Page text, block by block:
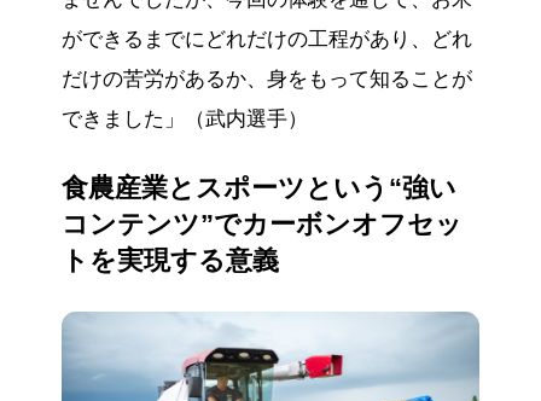
ができるまでにどれだけの工程があり、どれ
だけの苦労があるか、身をもって知ることが
できました」（武内選手）
食農産業とスポーツという“強い
コンテンツ”でカーボンオフセッ
トを実現する意義